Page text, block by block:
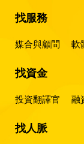
找服務
媒合與顧問 軟
找資金
投資翻譯官 融
找人脈